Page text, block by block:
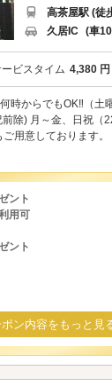
高茶屋駅 (徒
久居IC (車
ビスタイム 4,380 円
時からでもOK‼（土
除) 月～金、日祝（
用意しております。
ント
用可
ント
ポン内容をもっと見